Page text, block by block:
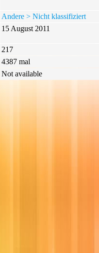
Andere > Nicht klassifiziert
15 August 2011
217
4387 mal
Not available